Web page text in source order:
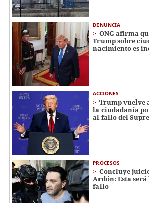
DENUNCIA
ONG afirma
Trump sobre
nacimiento es
ACCIONES
Trump
la ciudadanía
al fallo del
PROCESOS
Concluye
Ardón: Esta
fallo